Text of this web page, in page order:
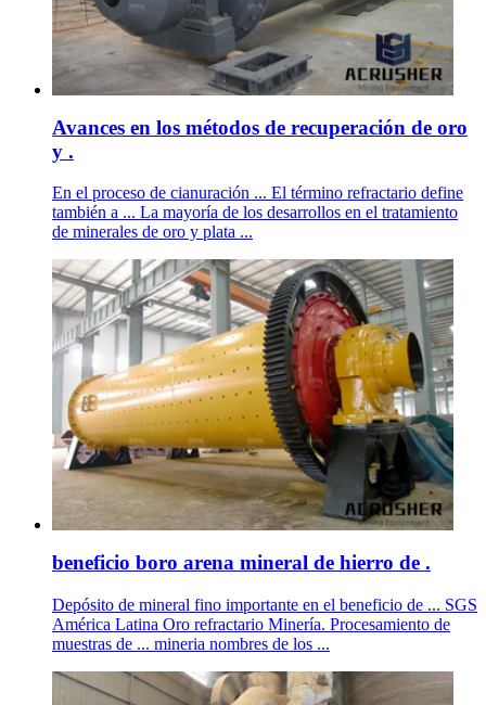
Avances en los métodos de recuperación de oro
y .
En el proceso de cianuración ... El término refractario define
también a ... La mayoría de los desarrollos en el tratamiento
de minerales de oro y plata ...
beneficio boro arena mineral de hierro de .
Depósito de mineral fino importante en el beneficio de ... SGS
América Latina Oro refractario Minería. Procesamiento de
muestras de ... mineria nombres de los ...